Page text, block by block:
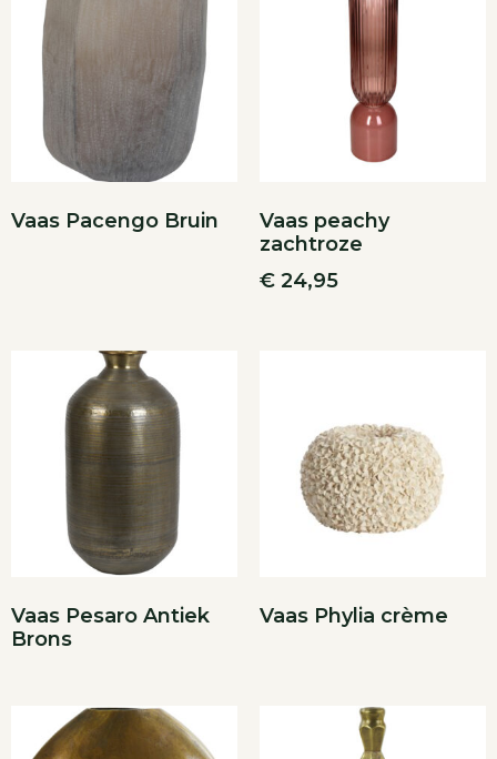
Vaas Pacengo Bruin
Vaas peachy
zachtroze
€ 24,95
Vaas Pesaro Antiek
Brons
Vaas Phylia crème